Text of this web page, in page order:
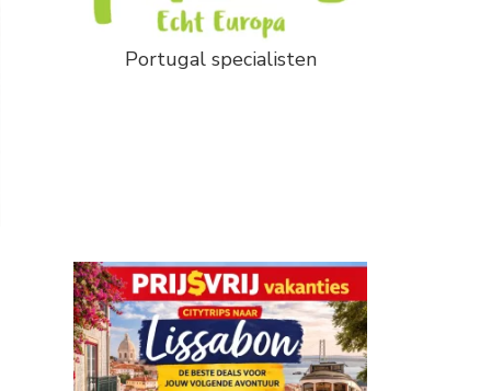
Portugal specialisten